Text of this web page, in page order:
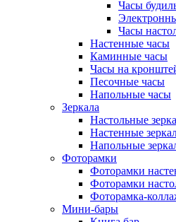
Часы
Часы
Настенные часы
Каминные часы
Часы на
Песочные часы
Напольные часы
Зеркала
Настольные
Настенные
Напольные
Фоторамки
Фоторамки
Фоторамки
Фоторамка-
Мини-бары